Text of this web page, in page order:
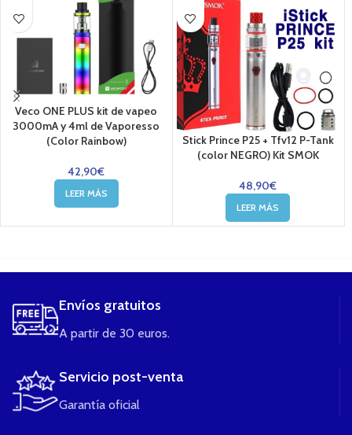
Veco ONE PLUS kit de vapeo
3000mA y 4ml de Vaporesso
(Color Rainbow)
42,90€
LEER MÁS
Stick Prince P25 + Tfv12 P-Tank
(color NEGRO) Kit SMOK
48,90€
LEER MÁS
Envíos gratuitos
A partir de 30 euros.
Servicio post-venta
Garantía oficial